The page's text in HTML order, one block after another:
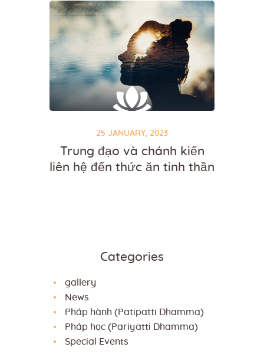
25 JANUARY, 2023
Trung đạo và chánh kiến
liên hệ đến thức ăn tinh thần
Categories
gallery
News
Pháp hành (Patipatti Dhamma)
Pháp học (Pariyatti Dhamma)
Special Events